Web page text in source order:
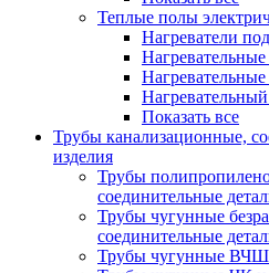
Теплые полы
Нагреватели
Показать все
Трубы канализационные,
изделия
Трубы
соединительные
Трубы чугунные
соединительные
Трубы чугунные